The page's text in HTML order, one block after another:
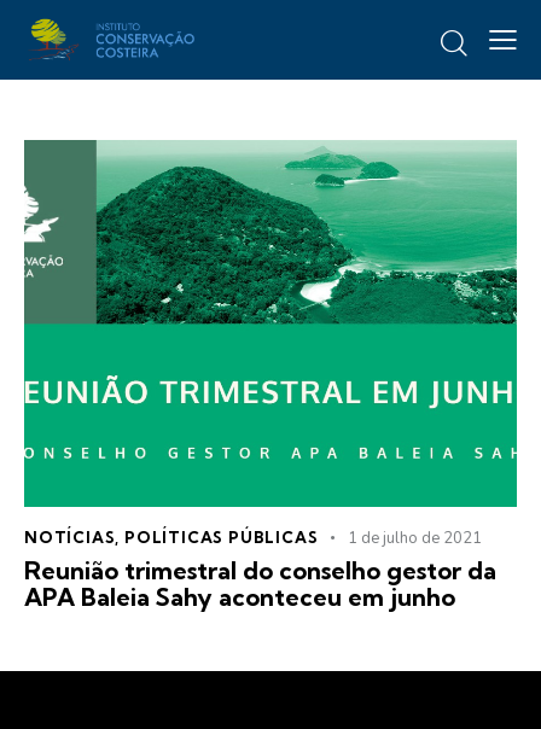
NOTÍCIAS, POLÍTICAS PÚBLICAS 1 de julho de 2021
Reunião trimestral do conselho gestor da
APA Baleia Sahy aconteceu em junho